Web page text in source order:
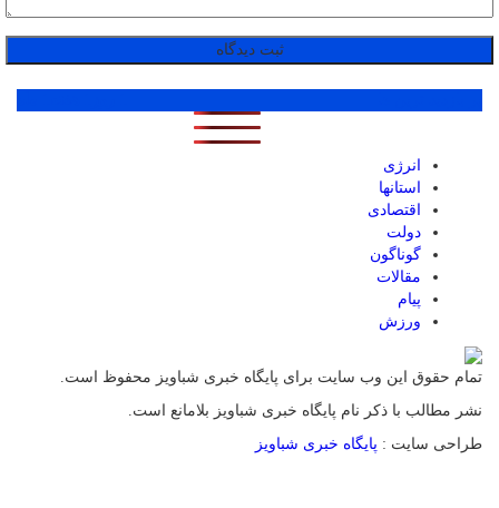
انرژی
استانها
اقتصادی
دولت
گوناگون
مقالات
پیام
ورزش
تمام حقوق این وب سایت برای پایگاه خبری شباویز محفوظ است.
نشر مطالب با ذکر نام پایگاه خبری شباویز بلامانع است.
طراحی سایت : پایگاه خبری شباویز